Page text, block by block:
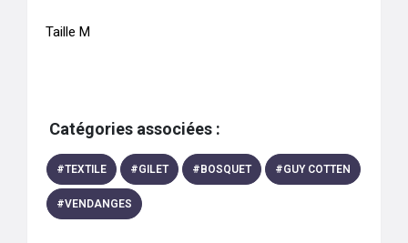
Taille M
Catégories associées :
#TEXTILE #GILET # BOSQUET #GUY COTTEN
#VENDANGES